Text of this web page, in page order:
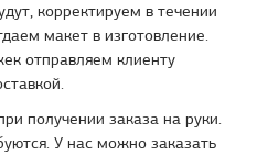
корректируем в течении
макет в изготовление.
отправляем клиенту
получении заказа на руки.
У нас можно заказать